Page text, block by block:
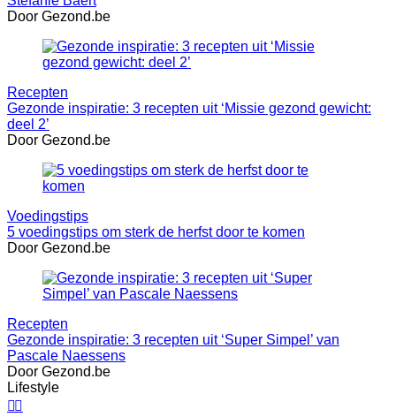
Door Gezond.be
Recepten
Gezonde inspiratie: 3 recepten uit ‘Missie gezond gewicht:
deel 2’
Door Gezond.be
Voedingstips
5 voedingstips om sterk de herfst door te komen
Door Gezond.be
Recepten
Gezonde inspiratie: 3 recepten uit ‘Super Simpel’ van
Pascale Naessens
Door Gezond.be
Lifestyle
